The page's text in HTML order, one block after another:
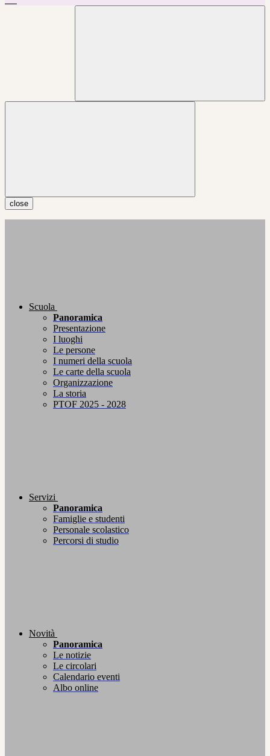
close
Scuola
Panoramica
Presentazione
I luoghi
Le persone
I numeri della scuola
Le carte della scuola
Organizzazione
La storia
PTOF 2025 - 2028
Servizi
Panoramica
Famiglie e studenti
Personale scolastico
Percorsi di studio
Novità
Panoramica
Le notizie
Le circolari
Calendario eventi
Albo online